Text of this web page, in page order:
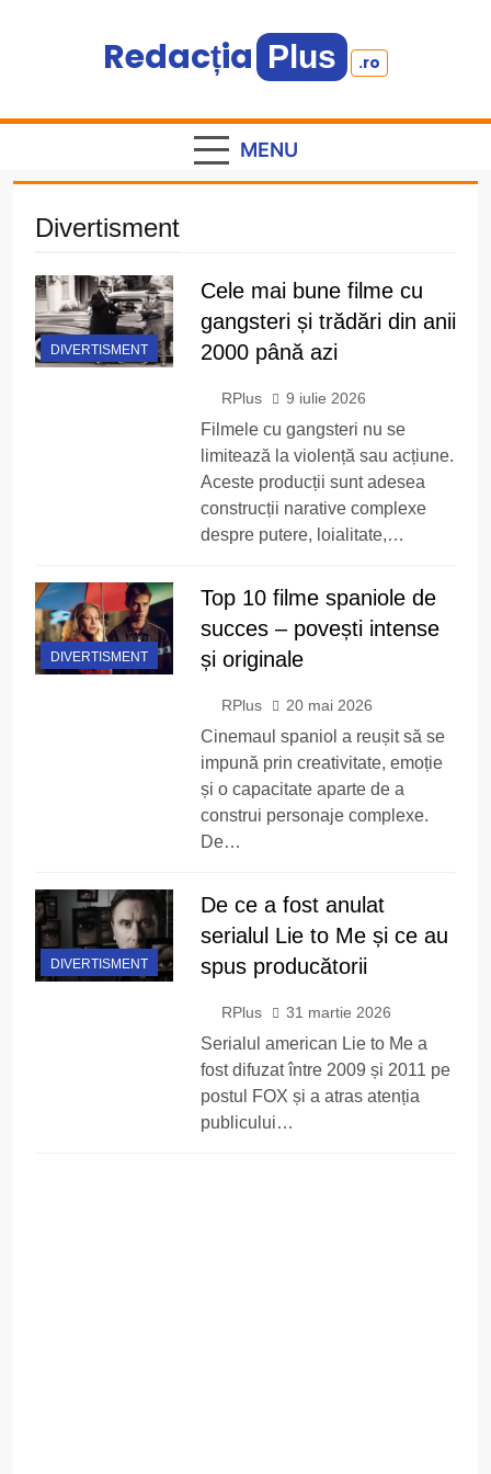
Redacția Plus .ro
MENU
Divertisment
DIVERTISMENT
Cele mai bune filme cu
gangsteri și trădări din anii
2000 până azi
RPlus 9 iulie 2026
Filmele cu gangsteri nu se
limitează la violență sau acțiune.
Aceste producții sunt adesea
construcții narative complexe
despre putere, loialitate,…
DIVERTISMENT
Top 10 filme spaniole de
succes – povești intense
și originale
RPlus 20 mai 2026
Cinemaul spaniol a reușit să se
impună prin creativitate, emoție
și o capacitate aparte de a
construi personaje complexe.
De…
DIVERTISMENT
De ce a fost anulat
serialul Lie to Me și ce au
spus producătorii
RPlus 31 martie 2026
Serialul american Lie to Me a
fost difuzat între 2009 și 2011 pe
postul FOX și a atras atenția
publicului…